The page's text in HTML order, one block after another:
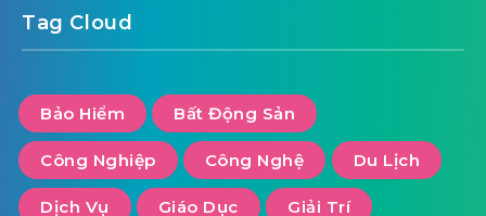
Tag Cloud
Bảo Hiểm Bất Động Sản
Công Nghiệp Công Nghệ Du Lịch
Dịch Vụ Giáo Dục Giải Trí